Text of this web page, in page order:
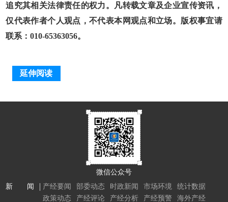
追究其相关法律责任的权力。凡转载文章及企业宣传资讯，
仅代表作者个人观点，不代表本网观点和立场。版权事宜请
联系：010-65363056。
延伸阅读
微信公众号
新 闻
产经要闻 部委动态 时政新闻 市场环境
统计数据
政策动态
产经评论 产经分析 产经预警 海外产经